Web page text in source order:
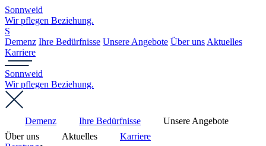
Sonnweid
Wir pflegen Beziehung.
S
Demenz Ihre Bedürfnisse Unsere Angebote Über uns Aktuelles
Karriere
Sonnweid
Wir pflegen Beziehung.
Demenz Ihre Bedürfnisse
Unsere Angebote
Über uns
Aktuelles
Karriere